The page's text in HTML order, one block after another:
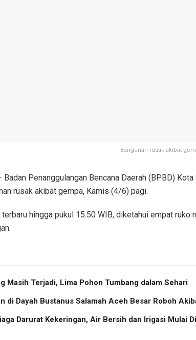
Bangunan rusak akibat
Badan Penanggulangan Bencana Daerah (BPBD)
rusak akibat gempa, Kamis (4/6) pagi.
terbaru hingga pukul 15.50 WIB, diketahui empat ruko
Masih Terjadi, Lima Pohon Tumbang dalam Sehari
di Dayah Bustanus Salamah Aceh Besar Roboh
Darurat Kekeringan, Air Bersih dan Irigasi Mulai